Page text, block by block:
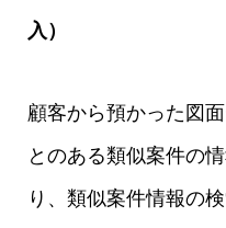
入）
顧客から預かった図
とのある類似案件の
り、類似案件情報の